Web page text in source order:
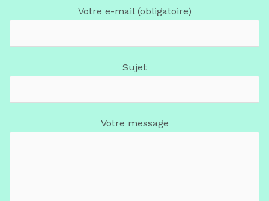
Votre e-mail (obligatoire)
Sujet
Votre message